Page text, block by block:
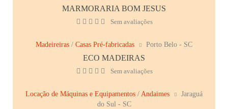
MARMORARIA BOM JESUS
Sem avaliações
Madeireiras / Casas Pré-fabricadas Porto Belo - SC
ECO MADEIRAS
Sem avaliações
Locação de Máquinas e Equipamentos / Andaimes
Jaraguá
do Sul - SC